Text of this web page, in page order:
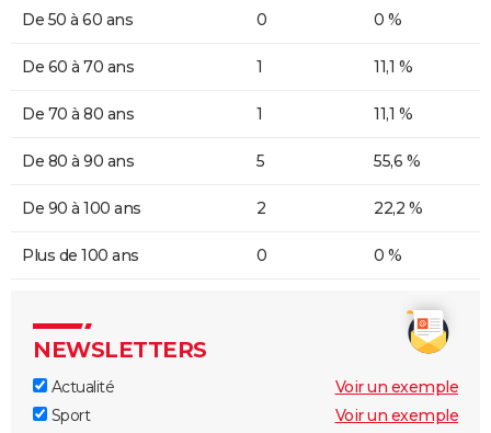
De 50 à 60 ans 0 0 %
De 60 à 70 ans 1 11,1 %
De 70 à 80 ans 1 11,1 %
De 80 à 90 ans 5 55,6 %
De 90 à 100 ans 2 22,2 %
Plus de 100 ans 0 0 %
NEWSLETTERS
Actualité
Voir un exemple
Sport
Voir un exemple